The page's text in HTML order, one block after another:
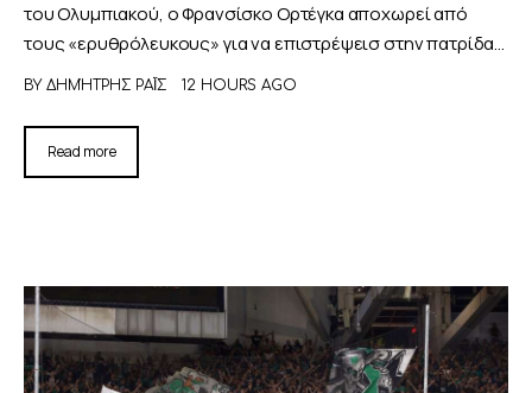
του Ολυμπιακού, ο Φρανσίσκο Ορτέγκα αποχωρεί από
τους «ερυθρόλευκους» για να επιστρέψεισ στην πατρίδα…
BY ΔΗΜΉΤΡΗΣ ΡΑΪ́Σ 12 HOURS AGO
Read more